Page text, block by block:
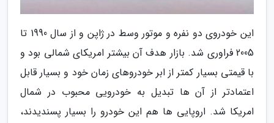
این خودروی دو نفره و موتور وسط در ژاپن و از سال 1990 تا
2005 فراوری شد. بازار هدف آن بیشتر امریکای شمالی بود و
با قیمتی بسیار کمتر از ابر خودروهای زمان خود و بسیار قابل
اعتمادتر از آن ها تبدیل به خودرویی محبوب در شمال
امریکا شد. اروپایی ها هم این خودرو را بسیار پسندیدند،